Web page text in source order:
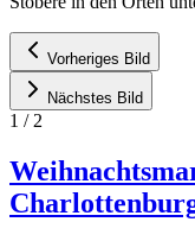
Vorheriges Bild
Nächstes Bild
1 / 2